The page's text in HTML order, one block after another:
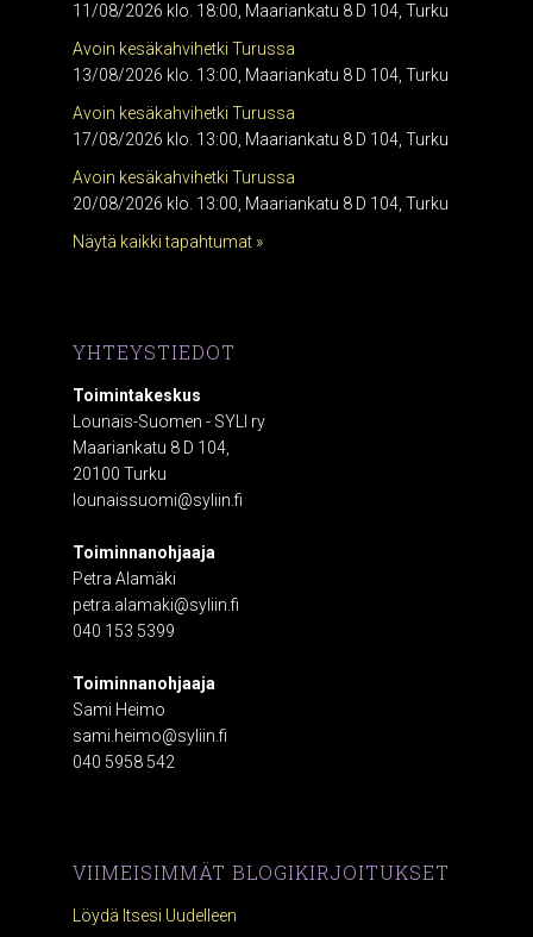
11/08/2026 klo. 18:00, Maariankatu 8 D 104, Turku
Avoin kesäkahvihetki Turussa
13/08/2026 klo. 13:00, Maariankatu 8 D 104, Turku
Avoin kesäkahvihetki Turussa
17/08/2026 klo. 13:00, Maariankatu 8 D 104, Turku
Avoin kesäkahvihetki Turussa
20/08/2026 klo. 13:00, Maariankatu 8 D 104, Turku
Näytä kaikki tapahtumat »
YHTEYSTIEDOT
Toimintakeskus
Lounais-Suomen - SYLI ry
Maariankatu 8 D 104,
20100 Turku
lounaissuomi@syliin.fi
Toiminnanohjaaja
Petra Alamäki
petra.alamaki@syliin.fi
040 153 5399
Toiminnanohjaaja
Sami Heimo
sami.heimo@syliin.fi
040 5958 542
VIIMEISIMMÄT BLOGIKIRJOITUKSET
Löydä Itsesi Uudelleen